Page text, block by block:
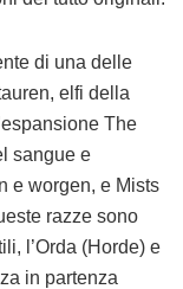
di una delle
elfi della
The
sangue e
e worgen, e Mists
razze sono
l’Orda (Horde) e
in partenza